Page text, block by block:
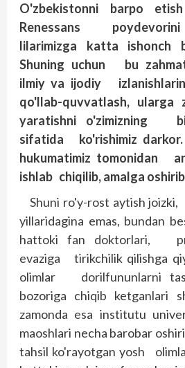
O'zbekistonni barpo
Renessans
lilarimizga katta
Shuning uchun bu
ilmiy va ijodiy
qo'llab-quvvatlash,
yaratishni o'zimizning
sifatida ko'rishimiz
hukumatimiz tomonidan
ishlab chiqilib, amalga
Shuni ro'y-rost aytish
yillaridagina emas, bundan
hattoki fan doktorlari,
evaziga tirikchilik qilishga
olimlar dorilfununlarni
bozoriga chiqib ketganlari
zamonda esa institutu
maoshlari necha barobar
tahsil ko'rayotgan yosh